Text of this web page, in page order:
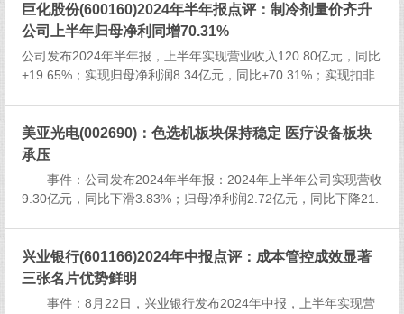
标，总计7个指标，为投资者提供全
方位的股市分析视角。二、选股指
辑：该选股指标筛选出的股票需...
巨化股份(600160)2024年半年报点评：制冷剂量价齐升
公司上半年归母净利同增70.31%
公司发布2024年半年报，上半年实现营业收入120.80亿元，同比
+19.65%；实现归母净利润8.34亿元，同比+70.31%；实现扣非
美亚光电(002690)：色选机板块保持稳定 医疗设备板块
承压
事件：公司发布2024年半年报：2024年上半年公司实现营收
9.30亿元，同比下滑3.83%；归母净利润2.72亿元，同比下降21.
兴业银行(601166)2024年中报点评：成本管控成效显著
三张名片优势鲜明
事件：8月22日，兴业银行发布2024年中报，上半年实现营